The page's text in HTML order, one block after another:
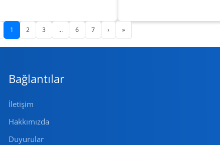
1 2 3 … 6 7 › »
Bağlantılar
İletişim
Hakkımızda
Duyurular